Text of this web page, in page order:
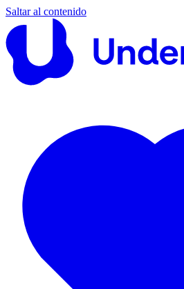
Saltar al contenido